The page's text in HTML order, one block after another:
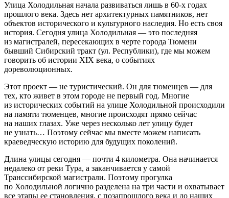
Улица Холодильная начала развиваться лишь в 60-х годах
прошлого века. Здесь нет архитектурных памятников, нет
объектов исторического и культурного наследия. Но есть своя
история. Сегодня улица Холодильная — это последняя
из магистралей, пересекающих в черте города Тюмени
бывший Сибирский тракт (ул. Республики), где мы можем
говорить об истории XIX века, о событиях
дореволюционных.
Этот проект — не туристический. Он для тюменцев — для
тех, кто живет в этом городе не первый год. Многие
из исторических событий на улице Холодильной происходили
на памяти тюменцев, многие происходят прямо сейчас
на наших глазах. Уже через несколько лет улицу будет
не узнать… Поэтому сейчас мы вместе можем написать
краеведческую историю для будущих поколений.
Длина улицы сегодня — почти 4 километра. Она начинается
недалеко от реки Тура, а заканчивается у самой
Транссибирской магистрали. Поэтому прогулка
по Холодильной логично разделена на три части и охватывает
все этапы ее становления, с позапрошлого века и до наших